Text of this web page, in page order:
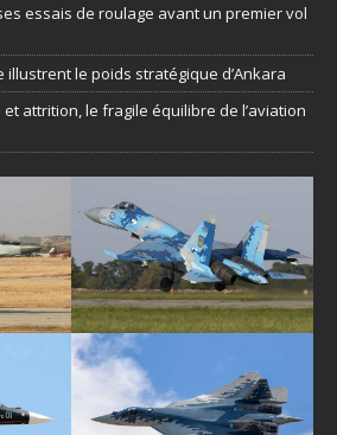
essais de roulage avant un premier vol
illustrent le poids stratégique d’Ankara
attrition, le fragile équilibre de l’aviation